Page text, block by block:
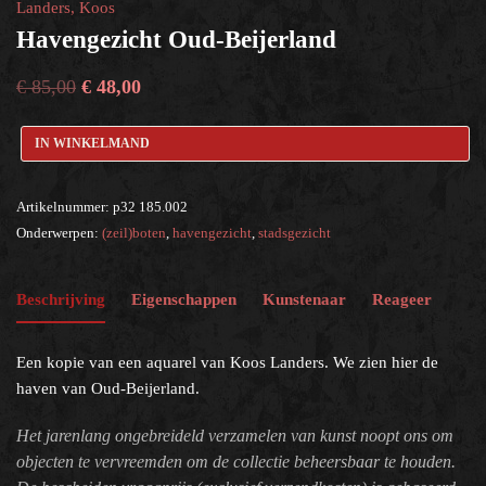
Landers, Koos
Havengezicht Oud-Beijerland
€85,00 € 48,00
IN WINKELMAND
Artikelnummer: p32 185.002
Onderwerpen: (zeil)boten havengezicht stadsgezicht
Beschrijving Eigenschappen Kunstenaar Reageer
Een kopie van een aquarel van Koos Landers. We zien hier de
haven van Oud-Beijerland.
Het jarenlang ongebreideld verzamelen van kunst noopt ons om
objecten te vervreemden om de collectie beheersbaar te houden.
havengezicht